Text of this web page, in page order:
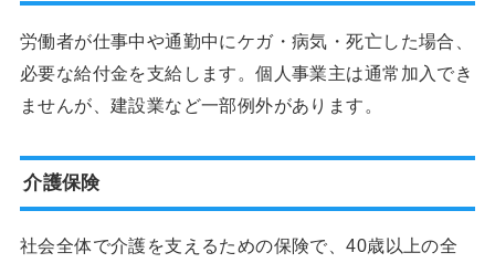
労働者が仕事中や通勤中にケガ・病気・死亡した場合、
必要な給付金を支給します。個人事業主は通常加入でき
ませんが、建設業など一部例外があります。
介護保険
社会全体で介護を支えるための保険で、40歳以上の全